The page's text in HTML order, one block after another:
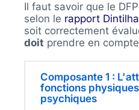
Il faut savoir que le
selon le rapport
soit correctement
doit prendre en
Composante 1 :
fonctions
psychiques